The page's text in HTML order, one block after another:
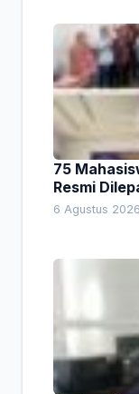
75
Resmi
Empat
6 Agustus 2026